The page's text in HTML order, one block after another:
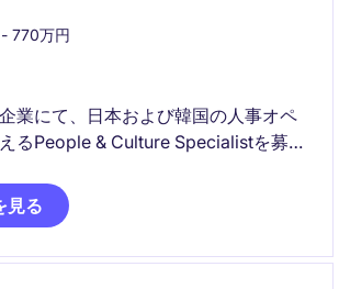
770万円
業にて、日本および韓国の人事オペ
るPeople & Culture Specialistを募集
福利厚生、人事制度運用など幅広い
ら、従業員体験の向上に貢献いただ
見る